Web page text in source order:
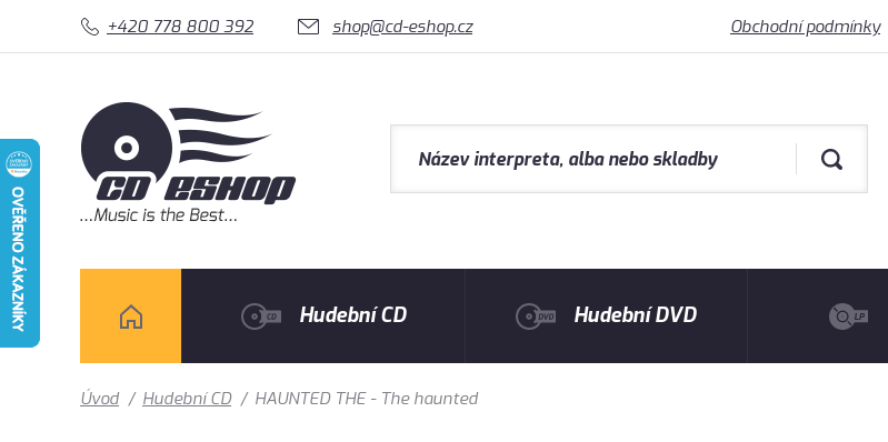
+420 778 800 392 shop@cd-eshop.cz Obchodní podmínky
Hudební CD Hudební DVD
Úvod / Hudební CD / HAUNTED THE - The haunted